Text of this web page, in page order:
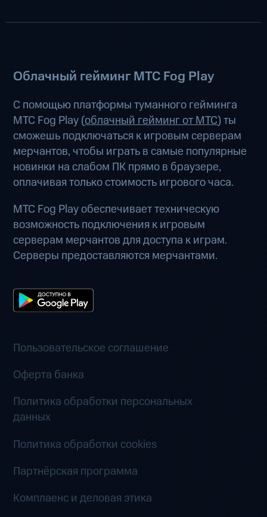
Облачный гейминг МТС Fog Play
С помощью платформы туманного гейминга
МТС Fog Play (облачный гейминг от МТС) ты
сможешь подключаться к игровым серверам
мерчантов, чтобы играть в самые популярные
новинки на слабом ПК прямо в браузере,
оплачивая только стоимость игрового часа.
МТС Fog Play обеспечивает техническую
возможность подключения к игровым
серверам мерчантов для доступа к играм.
Серверы предоставляются мерчантами.
Пользовательское соглашение
Оферта банка
Политика обработки персональных
данных
Политика обработки cookies
Партнёрская программа
Комплаенс и деловая этика